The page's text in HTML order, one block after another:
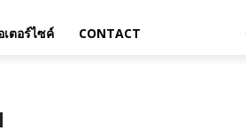
เตอร์ไซค์ CONTACT